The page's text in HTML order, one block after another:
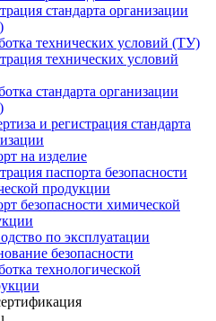
стандарта организации
технических условий (ТУ)
технических условий
стандарта организации
и регистрация стандарта
на изделие
паспорта безопасности
продукции
безопасности химической
по эксплуатации
безопасности
технологической